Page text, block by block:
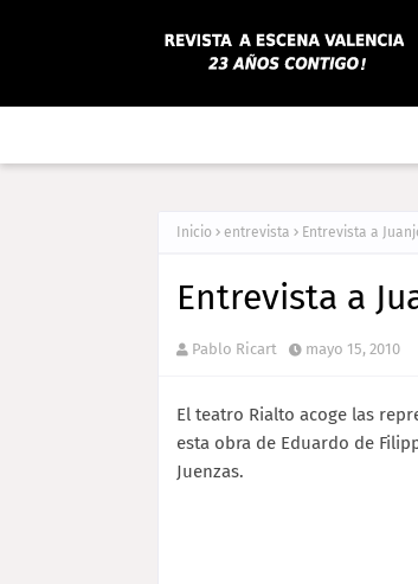
Inicio entrevista Entrevista a
Entrevista a
Pablo Ricart mayo 15, 2010
El teatro Rialto acoge las
esta obra de Eduardo de
Juenzas.